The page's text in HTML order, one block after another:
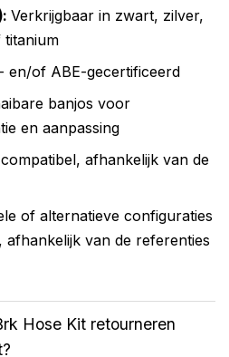
Verkrijgbaar in zwart, zilver,
en/of ABE-gecertificeerd
banjos voor
en aanpassing
afhankelijk van de
of alternatieve configuraties
afhankelijk van de referenties
Hose Kit retourneren